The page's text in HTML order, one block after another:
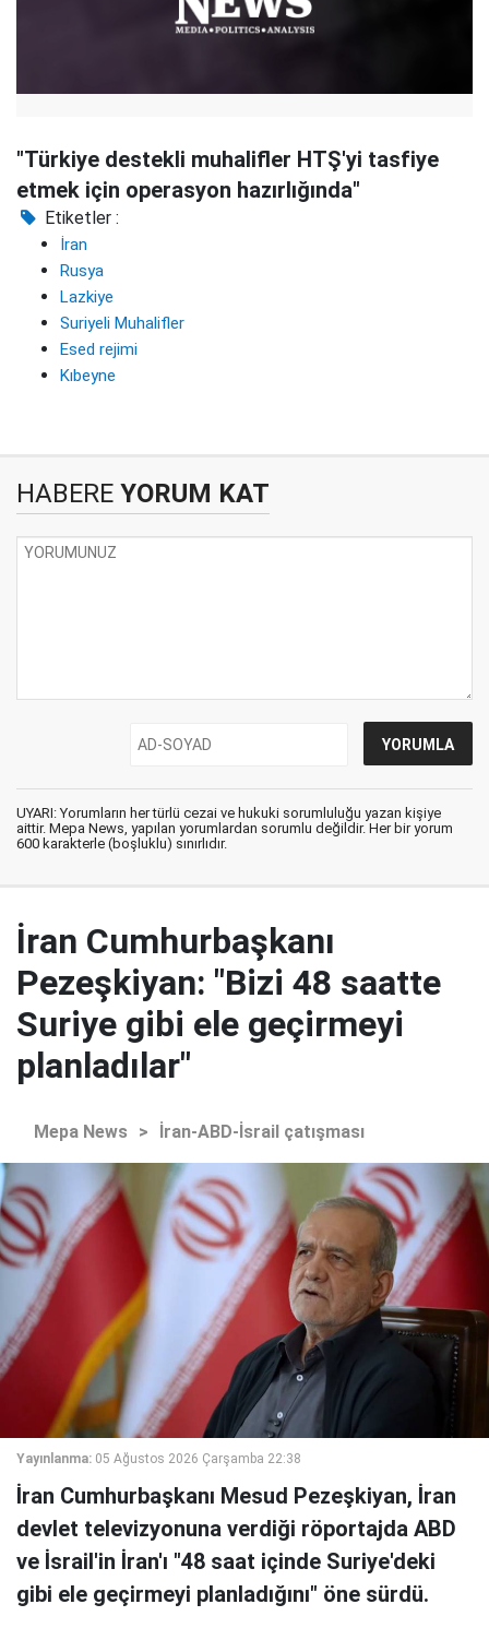
"Türkiye destekli muhalifler HTŞ'yi tasfiye
etmek için operasyon hazırlığında"
Etiketler :
İran
Rusya
Lazkiye
Suriyeli Muhalifler
Esed rejimi
Kıbeyne
HABERE YORUM KAT
UYARI: Yorumların her türlü cezai ve hukuki sorumluluğu yazan kişiye
aittir. Mepa News, yapılan yorumlardan sorumlu değildir. Her bir yorum
600 karakterle (boşluklu) sınırlıdır.
İran Cumhurbaşkanı
Pezeşkiyan: "Bizi 48 saatte
Suriye gibi ele geçirmeyi
planladılar"
Mepa News > İran-ABD-İsrail çatışması
Yayınlanma: 05 Ağustos 2026 Çarşamba 22:38
İran Cumhurbaşkanı Mesud Pezeşkiyan, İran
devlet televizyonuna verdiği röportajda ABD
ve İsrail'in İran'ı "48 saat içinde Suriye'deki
gibi ele geçirmeyi planladığını" öne sürdü.